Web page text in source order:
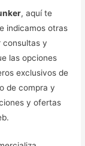
, aquí te
indicamos otras
consultas y
las opciones
exclusivos de
de compra y
y ofertas